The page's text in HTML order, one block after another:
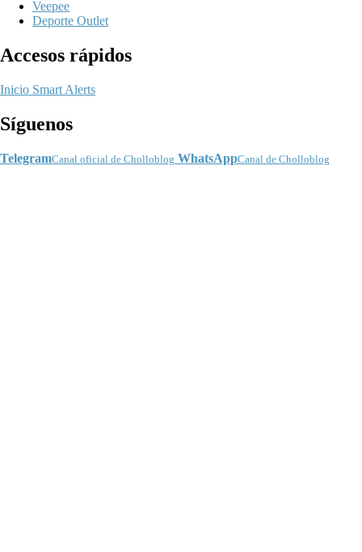
Veepee
Deporte Outlet
Accesos rápidos
Inicio Smart Alerts
Síguenos
TelegramCanal oficial de Cholloblog WhatsAppCanal de Cholloblog